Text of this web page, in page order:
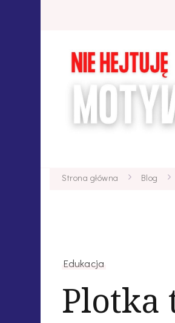
Strona główna Blog
Edukacja
Plotka